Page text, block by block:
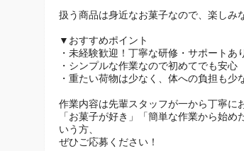
扱う商品は身近なお菓子なので、楽しみ
▼おすすめポイント
・未経験歓迎！丁寧な研修・サポートあ
・シンプルな作業なので初めてでも安心
・重たい荷物は少なく、体への負担も少
作業内容は先輩スタッフが一から丁寧に
「お菓子が好き」「簡単な作業から始め
いう方、
ぜひご応募ください！